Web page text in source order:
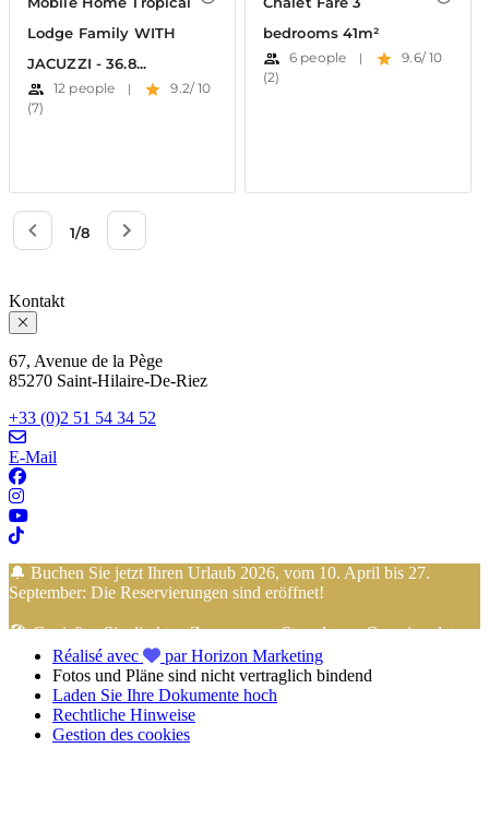
Kontakt
67, Avenue de la Pège
85270 Saint-Hilaire-De-Riez
+33 (0)2 51 54 34 52
E-Mail
🔔 Buchen Sie jetzt Ihren Urlaub 2026, vom 10. April bis 27.
September: Die Reservierungen sind eröffnet!
🏖️ Genießen Sie direkten Zugang zum Strand vom Campingplatz…
der Urlaub mit den Füßen im Sand beginnt hier!
📢 Profitieren Sie von der4-Raten-Zahlung ohne Gebühren
FLOA Bank, um IhrenUrlaub in der Vendée
Mahanaganz entspannt zu buchen!
Réalisé avec
par Horizon Marketing
Fotos und Pläne sind nicht vertraglich bindend
Laden Sie Ihre Dokumente hoch
Rechtliche Hinweise
Gestion des cookies